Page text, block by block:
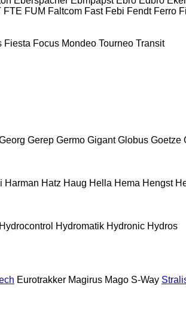
FTE FUM Faltcom Fast Febi Fendt Ferro
Fiesta Focus Mondeo Tourneo Transit
Gerep Germo Gigant Globus Goetze
Harman Hatz Haug Hella Hema Hengst
Hydrocontrol Hydromatik Hydronic Hydros
Eurotrakker Magirus Mago S-Way